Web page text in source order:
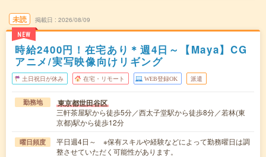
未読
NEW
掲載日 2026/08/09
時給2400円！在宅あり＊週4日～【Maya】CG
アニメ/実写映像向けリギング
土日祝日が休み 在宅・リモート WEB登録OK 派遣
勤務地 東京都世田谷区
三軒茶屋駅から徒歩5分／西太子堂駅から徒歩8分／若林(東
京都)駅から徒歩12分
曜日頻度
平日週4日～ ※保有スキルや経験などによって勤務曜日は調
整させていただく可能性があります。